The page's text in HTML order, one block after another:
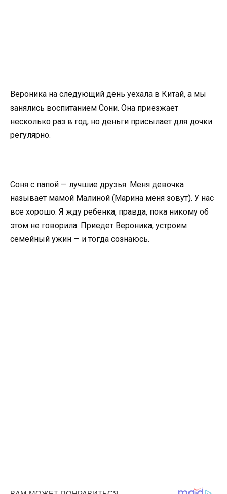
Вероника на следующий день уехала в Китай, а мы
занялись воспитанием Сони. Она приезжает
несколько раз в год, но деньги присылает для дочки
регулярно.
Соня с папой — лучшие друзья. Меня девочка
называет мамой Малиной (Марина меня зовут). У нас
все хорошо. Я жду ребенка, правда, пока никому об
этом не говорила. Приедет Вероника, устроим
семейный ужин — и тогда сознаюсь.